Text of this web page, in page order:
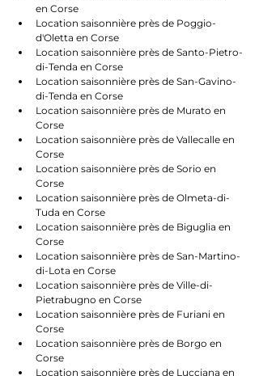
en Corse
Location saisonnière près de Poggio-
d'Oletta en Corse
Location saisonnière près de Santo-Pietro-
di-Tenda en Corse
Location saisonnière près de San-Gavino-
di-Tenda en Corse
Location saisonnière près de Murato en
Corse
Location saisonnière près de Vallecalle en
Corse
Location saisonnière près de Sorio en
Corse
Location saisonnière près de Olmeta-di-
Tuda en Corse
Location saisonnière près de Biguglia en
Corse
Location saisonnière près de San-Martino-
di-Lota en Corse
Location saisonnière près de Ville-di-
Pietrabugno en Corse
Location saisonnière près de Furiani en
Corse
Location saisonnière près de Borgo en
Corse
Location saisonnière près de Lucciana en